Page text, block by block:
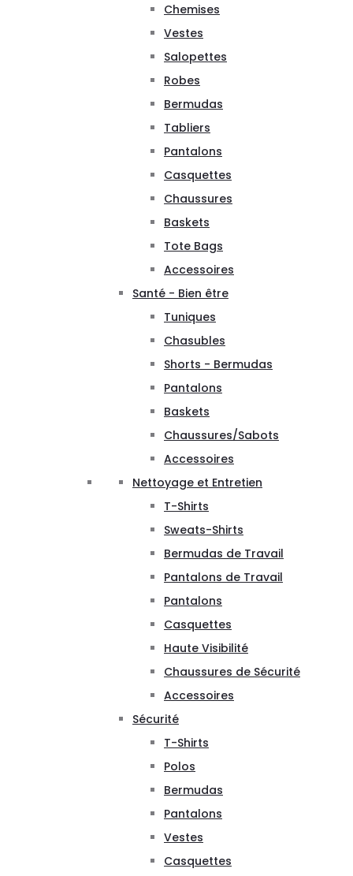
Chemises
Vestes
Salopettes
Robes
Bermudas
Tabliers
Pantalons
Casquettes
Chaussures
Baskets
Tote Bags
Accessoires
Santé - Bien être
Tuniques
Chasubles
Shorts - Bermudas
Pantalons
Baskets
Chaussures/Sabots
Accessoires
Nettoyage et Entretien
T-Shirts
Sweats-Shirts
Bermudas de Travail
Pantalons de Travail
Pantalons
Casquettes
Haute Visibilité
Chaussures de Sécurité
Accessoires
Sécurité
T-Shirts
Polos
Bermudas
Pantalons
Vestes
Casquettes